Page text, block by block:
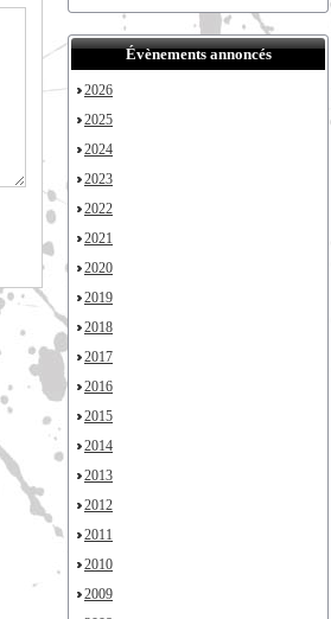
Évènements annoncés
2026
2025
2024
2023
2022
2021
2020
2019
2018
2017
2016
2015
2014
2013
2012
2011
2010
2009